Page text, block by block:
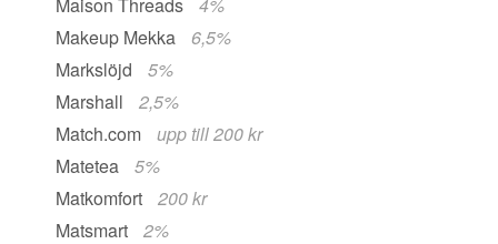
Makeup Mekka
6,5%
Markslöjd
5%
Marshall
2,5%
Match.com
upp till 200 kr
Matetea
5%
Matkomfort
200 kr
Matsmart
2%